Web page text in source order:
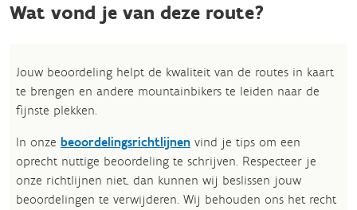
Wat vond je van deze route?
Jouw beoordeling helpt de kwaliteit van de routes in kaart
te brengen en andere mountainbikers te leiden naar de
fijnste plekken.
In onze beoordelingsrichtlijnen vind je tips om een
oprecht nuttige beoordeling te schrijven. Respecteer je
onze richtlijnen niet, dan kunnen wij beslissen jouw
beoordelingen te verwijderen. Wij behouden ons het recht